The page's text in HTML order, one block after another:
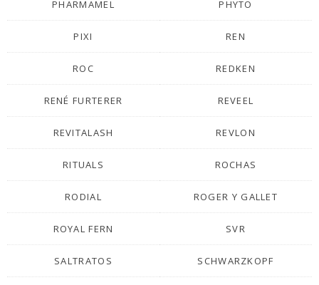
PHARMAMEL PHYTO
PIXI REN
ROC REDKEN
RENÉ FURTERER REVEEL
REVITALASH REVLON
RITUALS ROCHAS
RODIAL ROGER Y GALLET
ROYAL FERN SVR
SALTRATOS SCHWARZKOPF